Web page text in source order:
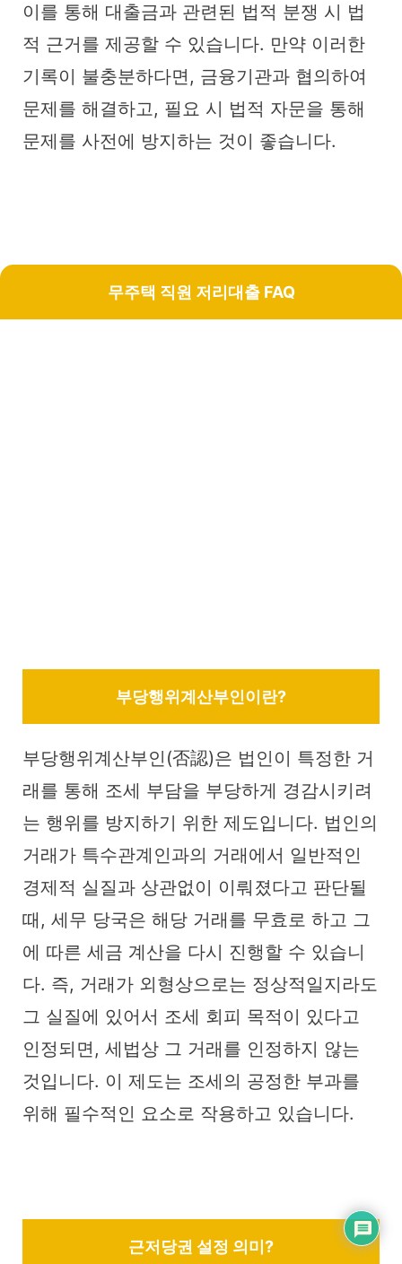
이를 통해 대출금과 관련된 법적 분쟁 시 법
적 근거를 제공할 수 있습니다. 만약 이러한
기록이 불충분하다면, 금융기관과 협의하여
문제를 해결하고, 필요 시 법적 자문을 통해
문제를 사전에 방지하는 것이 좋습니다.
무주택 직원 저리대출 FAQ
부당행위계산부인이란?
부당행위계산부인(否認)은 법인이 특정한 거
래를 통해 조세 부담을 부당하게 경감시키려
는 행위를 방지하기 위한 제도입니다. 법인의
거래가 특수관계인과의 거래에서 일반적인
경제적 실질과 상관없이 이뤄졌다고 판단될
때, 세무 당국은 해당 거래를 무효로 하고 그
에 따른 세금 계산을 다시 진행할 수 있습니
다. 즉, 거래가 외형상으로는 정상적일지라도
그 실질에 있어서 조세 회피 목적이 있다고
인정되면, 세법상 그 거래를 인정하지 않는
것입니다. 이 제도는 조세의 공정한 부과를
위해 필수적인 요소로 작용하고 있습니다.
근저당권 설정 의미?